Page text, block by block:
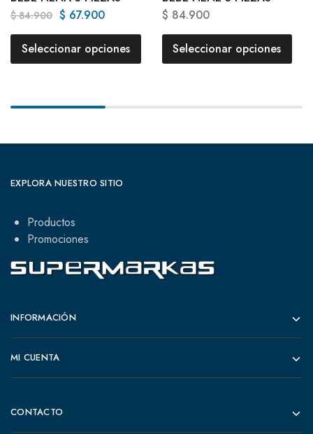
$84.900 $ 67.900
Seleccionar opciones
$ 84.900
Seleccionar opciones
EXPLORA NUESTRO SITIO
Productos
Promociones
INFORMACIÓN
MI CUENTA
CONTACTO